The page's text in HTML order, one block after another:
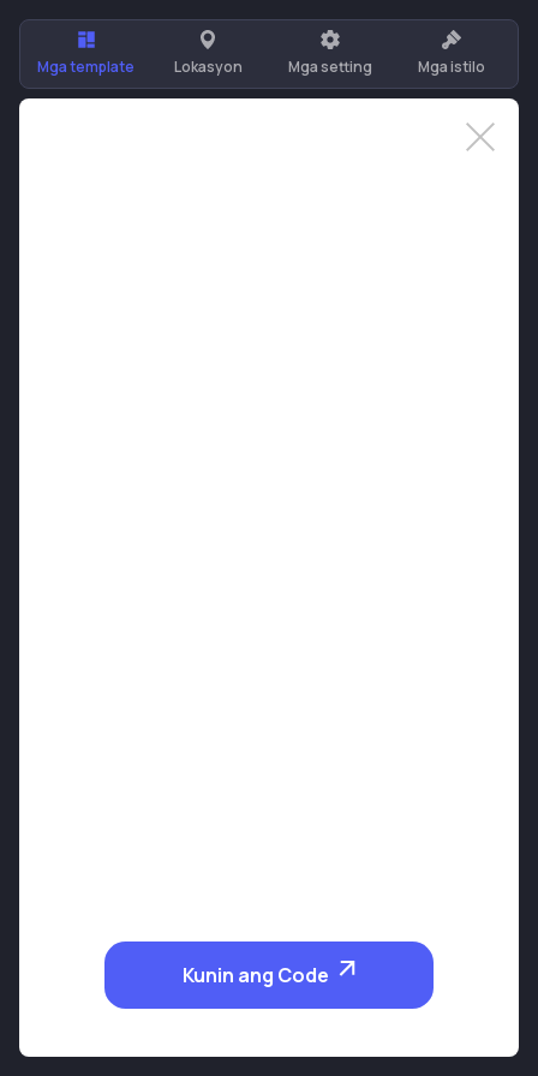
Mga template Lokasyon Mga setting Mga istilo
Kunin ang Code